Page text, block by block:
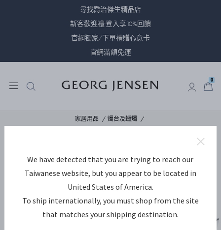
尋找喬治傑生精品店
新客歡迎禮 登入享10%回饋
官網獨家/下單禮贈心意卡
官網滿額免運
0
家居用品 燭台及蠟燭
We have detected that you are trying to reach our
Taiwanese website, but you appear to be located in
United States of America.
To ship internationally, you must shop from the site
that matches your shipping destination.